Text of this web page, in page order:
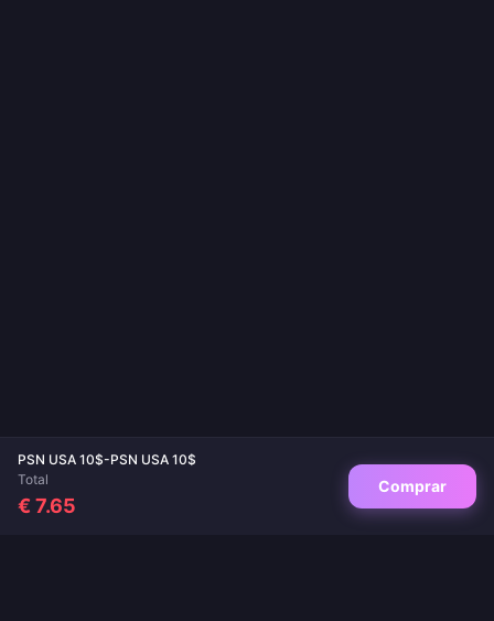
PSN USA 10$-PSN USA 10$
Total
€ 7.65
Comprar